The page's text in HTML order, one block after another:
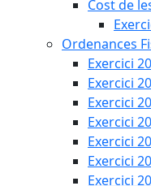
Cost de
Ordenances
Exercici
Exercici
Exercici
Exercici
Exercici
Exercici
Exercici